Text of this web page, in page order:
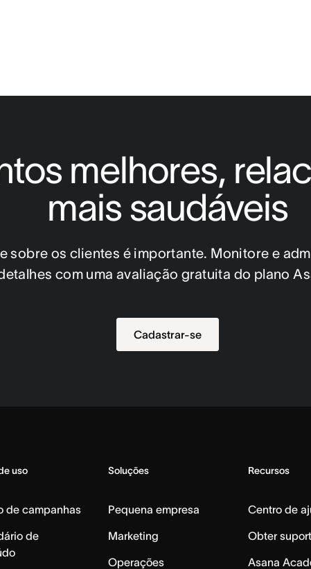
melhores,
mais saudáveis
sobre os clientes é importante. Monitore e
com uma avaliação gratuita do plano
Cadastrar-se
uso
de campanhas
de
Soluções
Pequena empresa
Marketing
Operações
Recursos
Centro de
Obter
Asana